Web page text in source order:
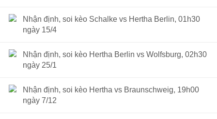
Nhận định, soi kèo Schalke vs Hertha Berlin, 01h30
ngày 15/4
Nhận định, soi kèo Hertha Berlin vs Wolfsburg, 02h30
ngày 25/1
Nhận định, soi kèo Hertha vs Braunschweig, 19h00
ngày 7/12